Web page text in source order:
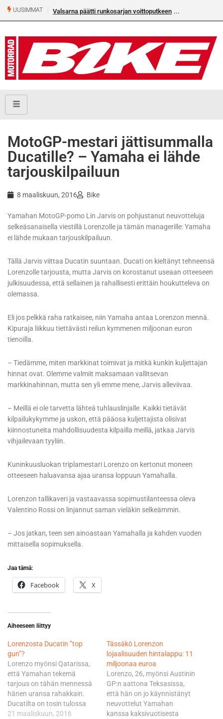
UUSIMMAT Valsarna päätti runkosarjan voittoputkeen
MotoGP-mestari jättisummalla
Ducatille? – Yamaha ei lähde
tarjouskilpailuun
8 maaliskuun, 2016 Bike
Yamahan MotoGP-pomo Lin Jarvis on pohjustanut neuvotteluja
selkeäsanaisella viestillä Lorenzolle ja tämän managerille: Yamaha
ei lähde mukaan tarjouskilpailuun.
Tällä Jarvis viittaa Ducatin suuntaan. Ducati on kieltänyt tehneensä
Lorenzolle tarjousta, mutta Jarvis on korostanut useaan otteeseen
julkisuudessa, että sellainen ja rahallisesti erittäin houkutteleva on
olemassa.
Eli jos pelkkä raha ratkaisee, niin Yamaha antaa Lorenzon mennä.
Kipuraja liikkuu tiettävästi reilun kymmenen miljoonan euron
tienoilla.
– Tiedämme, miten markkinat toimivat ja mitkä kunkin kuljettajan
hinnat ovat. Olemme valmiit maksamaan vallitsevan
markkinahinnan, mutta sen yli emme mene, Jarvis alleviivaa.
– Meillä ei ole tarvetta lähteä tuhlauslinjalle. Kaikki tietävät
kilpailukykymme ja uskon, että pääosa kuljettajista olisivat
kiinnostuneita mahdollisuudesta kilpailla meillä, jatkaa Jarvis
vihjailevaan tyyliin.
Kuninkuusluokan triplamestari Lorenzo on kertonut moneen
otteeseen haluavansa ajaa uransa loppuun Yamahalla.
Lorenzon tallikaveri ja vastaavassa sopimustilanteessa oleva
Valentino Rossi on linjannut saman vieläkin selkeämmin.
– Jos jatkan, teen sen ainoastaan Yamahalla ja kahden vuoden
mittaisella sopimuksella.
Jaa tämä:
Facebook X
Aiheeseen liittyy
Lorenzosta Ducatin ”top
gun”?
Lorenzo myönsi Qatarissa,
että Yamahan tekemä
tarjous on tähän mennessä
hänen uransa rahakkain.
Ducatilta on tosin tulossa
tiettävästi vielä tuhti siivu
21 maaliskuun, 2016
Tässäkö Lorenzon
lojaalisuuden hintalappu: 11
miljoonaa euroa
Lorenzo, 26, myönsi Austinin
GP:n aattona Teksasissa,
että hän on jo käynnistänyt
neuvottelut Yamahan
kanssa kaksivuotisesta